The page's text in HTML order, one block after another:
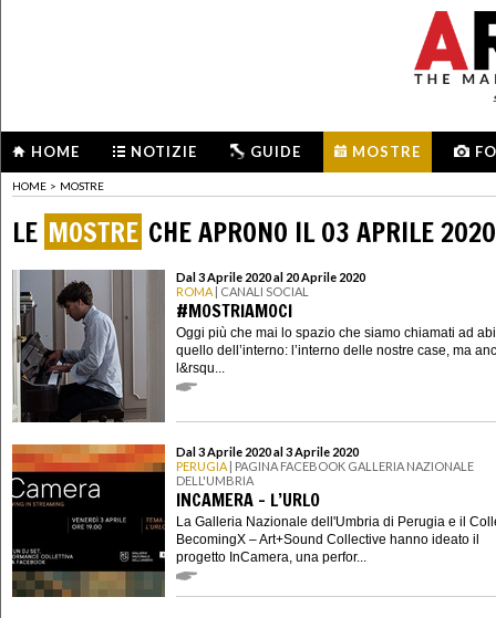
HOME NOTIZIE GUIDE MOSTRE
HOME > MOSTRE
LE MOSTRE CHE APRONO IL 03 APRILE 2020
Dal 3 Aprile 2020 al 20 Aprile 2020
ROMA | CANALI SOCIAL
#MOSTRIAMOCI
Oggi più che mai lo spazio che siamo chiamati ad
quello dell’interno: l’interno delle nostre case, ma
l&rsqu...
Dal 3 Aprile 2020 al 3 Aprile 2020
PERUGIA | PAGINA FACEBOOK GALLERIA NAZIONALE
DELL'UMBRIA
INCAMERA - L’URLO
La Galleria Nazionale dell'Umbria di Perugia e il
BecomingX – Art+Sound Collective hanno ideato il
progetto InCamera, una perfor...